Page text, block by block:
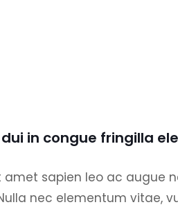
in congue fringilla
amet sapien leo ac augue
nec elementum vitae,